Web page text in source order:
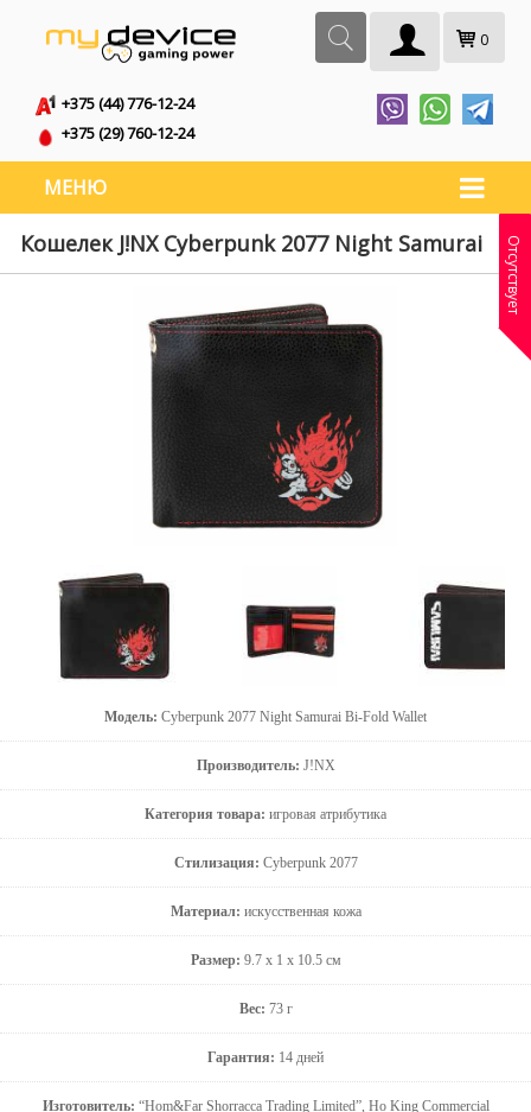
0
+375 (44) 776-12-24
+375 (29) 760-12-24
МЕНЮ
Кошелек J!NX Cyberpunk 2077 Night Samurai
Модель: Cyberpunk 2077 Night Samurai Bi-Fold Wallet
Производитель: J!NX
Категория товара: игровая атрибутика
Стилизация: Cyberpunk 2077
Материал: искусственная кожа
Размер: 9.7 x 1 x 10.5 см
Вес: 73 г
Гарантия: 14 дней
Изготовитель: “Hom&Far Shorracca Trading Limited”, Ho King Commercial
Отсутствует